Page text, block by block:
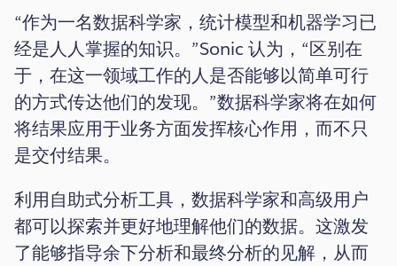
“作为一名数据科学家，统计模型和机器学习已
经是人人掌握的知识。”Sonic 认为，“区别在
于，在这一领域工作的人是否能够以简单可行
的方式传达他们的发现。”数据科学家将在如何
将结果应用于业务方面发挥核心作用，而不只
是交付结果。
利用自助式分析工具，数据科学家和高级用户
都可以探索并更好地理解他们的数据。这激发
了能够指导余下分析和最终分析的见解，从而